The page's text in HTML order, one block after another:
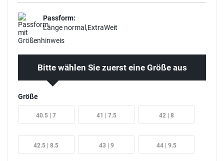
Passform:
Länge normal,ExtraWeit
Bitte wählen Sie zuerst eine Größe aus
Größe
40.5 | 7 41 | 7.5 42 | 8
42.5 | 8.5 43 | 9 44 | 9.5